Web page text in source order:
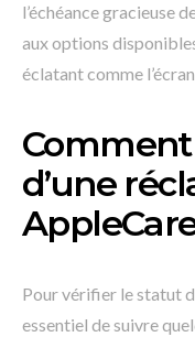
l’échéance gracieuse
aux options
éclatant comme
d’une
Pour vérifier le statut
essentiel de suivre